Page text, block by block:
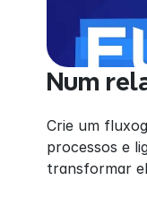
Num
Crie um
processos e
transformar